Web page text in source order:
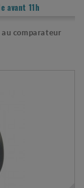
avant 11h
comparateur